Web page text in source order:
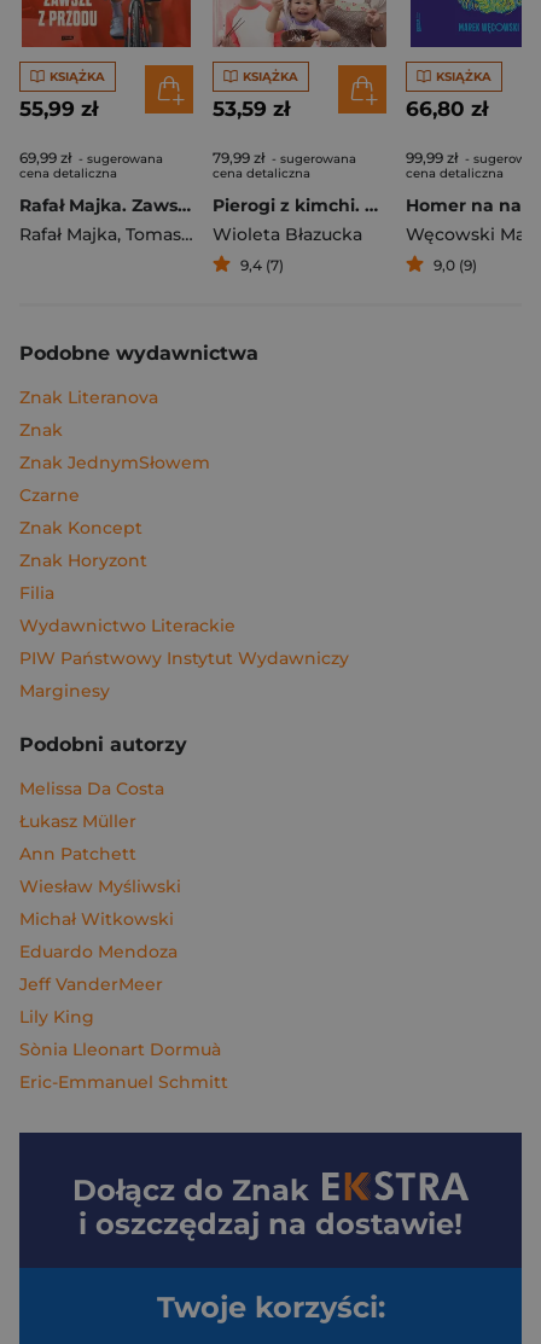
KSIĄŻKA
55,99 zł
69,99 zł - sugerowana
cena detaliczna
Rafał Majka. Zawsze z przodu. Rozmawia Tomasz Kalemba - książka z autografem
Rafał Majka, Tomasz Kalemba
KSIĄŻKA
53,59 zł
79,99 zł - sugerowana
cena detaliczna
Pierogi z kimchi. Moje ulubione azjatyckie przepisy
Wioleta Błazucka
9,4 (7)
KSIĄŻKA
66,80 zł
99,99 zł -
cena detaliczna
Węcowski
9,0 (9)
Podobne wydawnictwa
Znak Literanova
Znak
Znak JednymSłowem
Czarne
Znak Koncept
Znak Horyzont
Filia
Wydawnictwo Literackie
PIW Państwowy Instytut Wydawniczy
Marginesy
Podobni autorzy
Melissa Da Costa
Łukasz Müller
Ann Patchett
Wiesław Myśliwski
Michał Witkowski
Eduardo Mendoza
Jeff VanderMeer
Lily King
Sònia Lleonart Dormuà
Eric-Emmanuel Schmitt
Dołącz do Znak
i oszczędzaj na dostawie!
Twoje korzyści: